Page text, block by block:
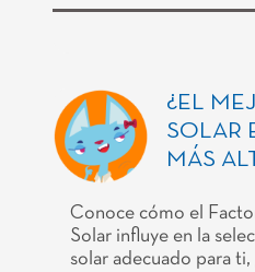
¿EL
SOLAR
MÁS
Conoce cómo el
Solar influye en la
solar adecuado para ti,